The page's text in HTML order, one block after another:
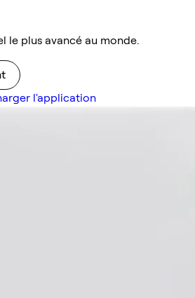
le plus avancé au monde.
l'application